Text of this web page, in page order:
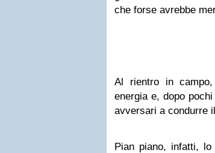
che forse avrebbe
Al rientro in
energia e, dopo
avversari a condurre
Pian piano, infatti, lo